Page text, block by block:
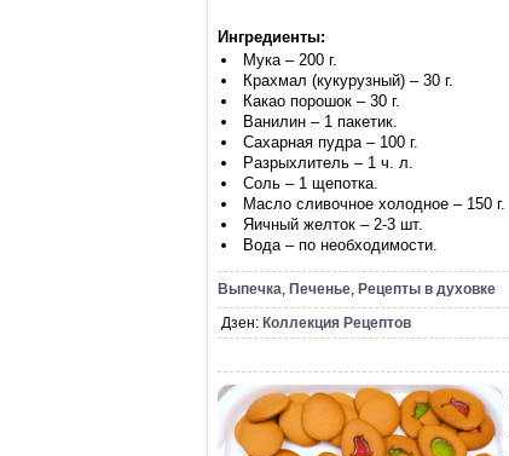
Ингредиенты:
Мука – 200 г.
Крахмал (кукурузный) – 30 г.
Какао порошок – 30 г.
Ванилин – 1 пакетик.
Сахарная пудра – 100 г.
Разрыхлитель – 1 ч. л.
Соль – 1 щепотка.
Масло сливочное холодное – 150 г.
Яичный желток – 2-3 шт.
Вода – по необходимости.
Выпечка, Печенье, Рецепты в духовке
Дзен: Коллекция Рецептов